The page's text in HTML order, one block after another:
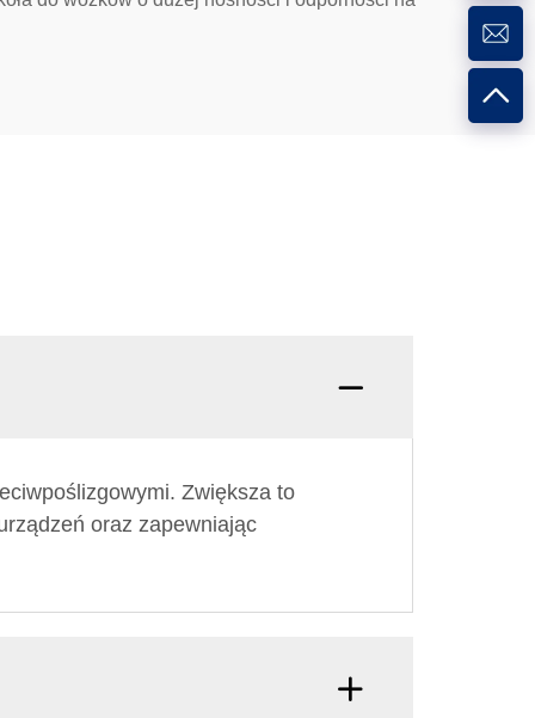
Zwiększa to
oraz zapewniając